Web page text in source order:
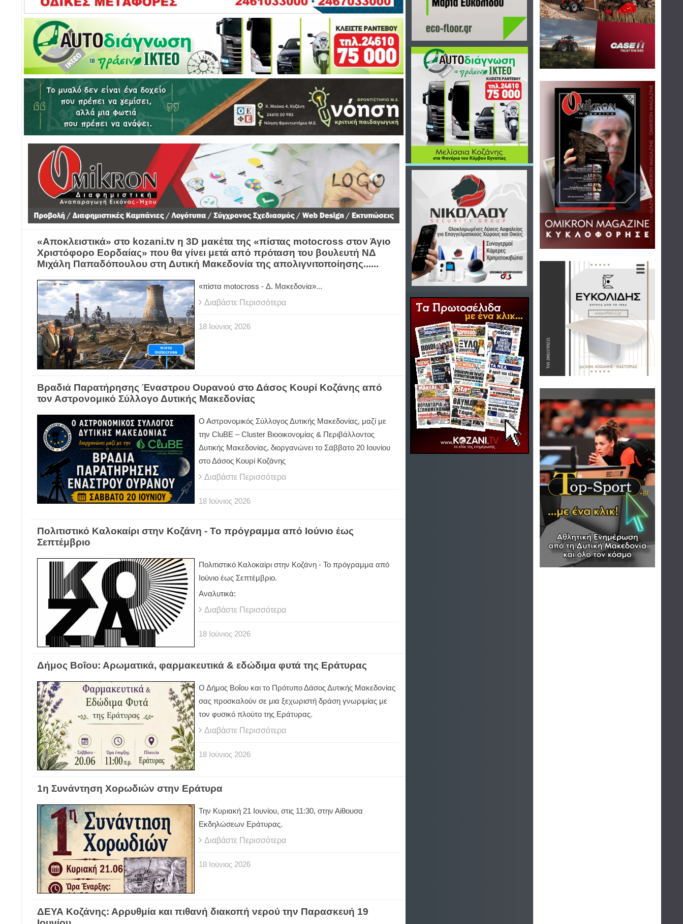
«Αποκλειστικά» στο kozani.tv η 3D μακέτα της «πίστας motocross στον Άγιο
Χριστόφορο Εορδαίας» που θα γίνει μετά από πρόταση του βουλευτή ΝΔ
Μιχάλη Παπαδόπουλου στη Δυτική Μακεδονία της απολιγνιτοποίησης......
«πίστα motocross - Δ. Μακεδονία»...
Διαβάστε Περισσότερα
18 Ιούνιος 2026
Βραδιά Παρατήρησης Έναστρου Ουρανού στο Δάσος Κουρί Κοζάνης από
τον Αστρονομικό Σύλλογο Δυτικής Μακεδονίας
Ο Αστρονομικός Σύλλογος Δυτικής Μακεδονίας, μαζί με
την CluBE – Cluster Βιοοικονομίας & Περιβάλλοντος
Δυτικής Μακεδονίας, διοργανώνει το Σάββατο 20 Ιουνίου
στο Δάσος Κουρί Κοζάνης
Διαβάστε Περισσότερα
18 Ιούνιος 2026
Πολιτιστικό Καλοκαίρι στην Κοζάνη - Το πρόγραμμα από Ιούνιο έως
Σεπτέμβριο
Πολιτιστικό Καλοκαίρι στην Κοζάνη - Το πρόγραμμα από
Ιούνιο έως Σεπτέμβριο.
Αναλυτικά:
Διαβάστε Περισσότερα
18 Ιούνιος 2026
Δήμος Βοΐου: Αρωματικά, φαρμακευτικά & εδώδιμα φυτά της Εράτυρας
Ο Δήμος Βοΐου και το Πρότυπο Δάσος Δυτικής Μακεδονίας
σας προσκαλούν σε μια ξεχωριστή δράση γνωριμίας με
τον φυσικό πλούτο της Εράτυρας.
Διαβάστε Περισσότερα
18 Ιούνιος 2026
1η Συνάντηση Χορωδιών στην Εράτυρα
Την Κυριακή 21 Ιουνίου, στις 11:30, στην Αίθουσα
Εκδηλώσεων Εράτυρας.
Διαβάστε Περισσότερα
18 Ιούνιος 2026
ΔΕΥΑ Κοζάνης: Αρρυθμία και πιθανή διακοπή νερού την Παρασκευή 19